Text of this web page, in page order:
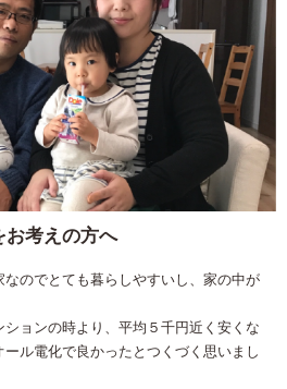
お考えの方へ
のでとても暮らしやすいし、家の中が
ョンの時より、平均５千円近く安くな
ル電化で良かったとつくづく思いまし